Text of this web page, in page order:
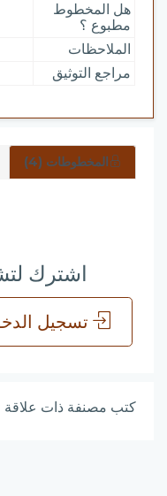
هل المخطوط
مطبوع ؟
الملاحظات
مراجع التوثيق
المخطوطات (4)
اشترك
تسجيل
كتب مصنفة ذات علاقة